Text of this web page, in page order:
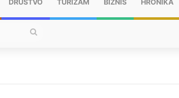
DRUŠTVO TURIZAM BIZNIS HRONIKA